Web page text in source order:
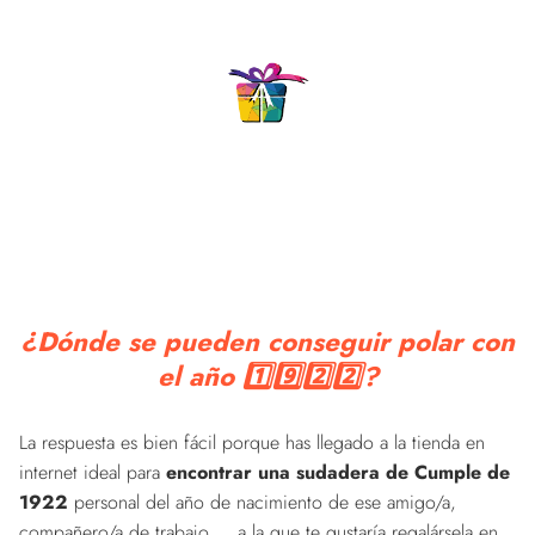
¿Dónde se pueden conseguir polar con
el año 1️⃣9️⃣2️⃣2️⃣?
La respuesta es bien fácil porque has llegado a la tienda en
internet ideal para encontrar una sudadera de Cumple de
1922 personal del año de nacimiento de ese amigo/a,